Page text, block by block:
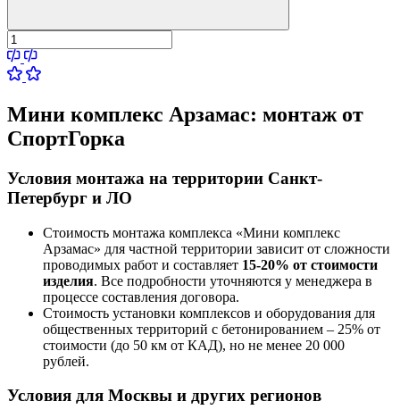
Мини комплекс Арзамас: монтаж от
СпортГорка
Условия монтажа на территории Санкт-
Петербург и ЛО
Стоимость монтажа комплекса «Мини комплекс
Арзамас» для частной территории зависит от сложности
проводимых работ и составляет 15-20% от стоимости
изделия. Все подробности уточняются у менеджера в
процессе составления договора.
Стоимость установки комплексов и оборудования для
общественных территорий с бетонированием – 25% от
стоимости (до 50 км от КАД), но не менее 20 000
рублей.
Условия для Москвы и других регионов